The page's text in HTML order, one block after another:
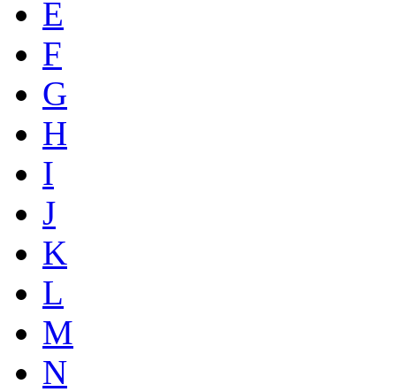
E
F
G
H
I
J
K
L
M
N